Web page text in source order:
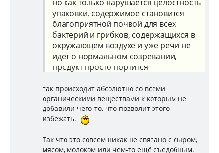
но как только нарушается целостность
упаковки, содержимое становится
благоприятной почвой для всех
бактерий и грибков, содержащихся в
окружающем воздухе и уже речи не
идет о нормальном созревании,
продукт просто портится
так происходит абсолютно со всеми
органическими веществами к которым не
добавили чего-то, что позволит этого
избежать.
Так что это совсем никак не связано с сыром,
мясом, молоком или чем-то ещё съедобным.